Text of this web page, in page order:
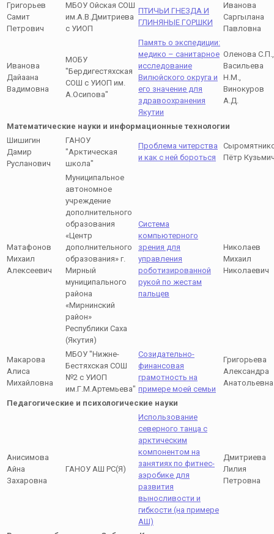
Григорьев
Самит
Петрович
МБОУ Ойская СОШ
им.А.В.Дмитриева
с УИОП
ПТИЧЬИ ГНЕЗДА И
ГЛИНЯНЫЕ ГОРШКИ
Иванова
Саргылана
Павловна
Иванова
Дайаана
Вадимовна
МОБУ
"Бердигестяхская
СОШ с УИОП им.
А.Осипова"
Память о экспедиции:
медико – санитарное
исследование
Вилюйского округа и
его значение для
здравоохранения
Якутии
Оленова С.П.,
Васильева
Н.М.,
Винокуров
А.Д.
Математические науки и информационные технологии
Шишигин
Дамир
Русланович
ГАНОУ
"Арктическая
школа"
Проблема читерства
и как с ней бороться
Пётр
Матафонов
Михаил
Алексеевич
Муниципальное
автономное
учреждение
дополнительного
образования
«Центр
дополнительного
образования» г.
Мирный
муниципального
района
«Мирнинский
район»
Республики Саха
(Якутия)
Система
компьютерного
зрения для
управления
роботизированной
рукой по жестам
пальцев
Николаев
Михаил
Николаевич
Макарова
Алиса
Михайловна
МБОУ "Нижне-
Бестяхская СОШ
№2 с УИОП
им.Г.М.Артемьева"
Созидательно-
финансовая
грамотность на
примере моей семьи
Григорьева
Александра
Анатольевна
Педагогические и психологические науки
Анисимова
Айна
Захаровна
ГАНОУ АШ РС(Я)
Использование
северного танца с
арктическим
компонентом на
занятиях по фитнес-
аэробике для
развития
выносливости и
гибкости (на примере
АШ)
Дмитриева
Лилия
Петровна